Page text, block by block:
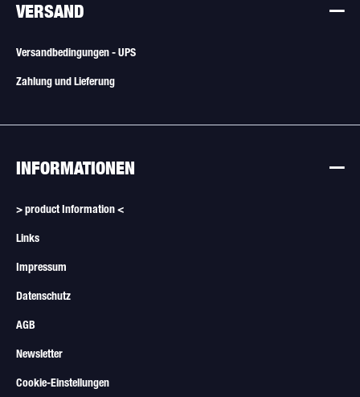
VERSAND
Versandbedingungen - UPS
Zahlung und Lieferung
INFORMATIONEN
> product Information <
Links
Impressum
Datenschutz
AGB
Newsletter
Cookie-Einstellungen